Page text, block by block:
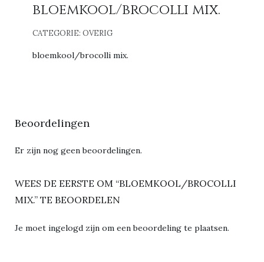
bloemkool/brocolli mix.
CATEGORIE: OVERIG
bloemkool/brocolli mix.
Beoordelingen
Er zijn nog geen beoordelingen.
WEES DE EERSTE OM “BLOEMKOOL/BROCOLLI
MIX.” TE BEOORDELEN
Je moet ingelogd zijn om een beoordeling te plaatsen.